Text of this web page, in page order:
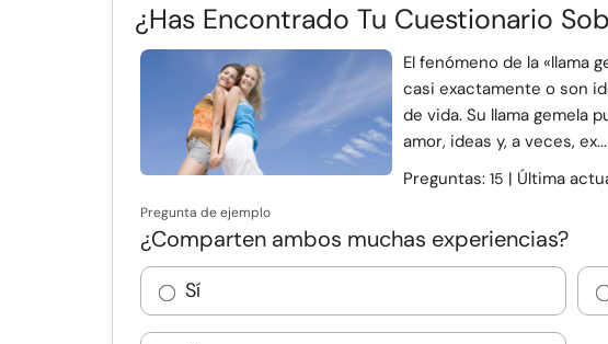
¿Has Encontrado Tu Cuestionario
El fenómeno de la «llama
casi exactamente o son
de vida. Su llama gemela
amor, ideas y, a veces, ex...
Preguntas: 15 | Última
Pregunta de ejemplo
¿Comparten ambos muchas experiencias?
Sí